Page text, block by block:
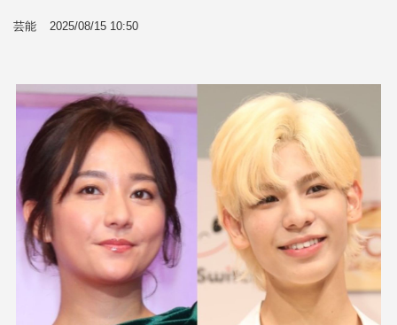
芸能 2025/08/15 10:50